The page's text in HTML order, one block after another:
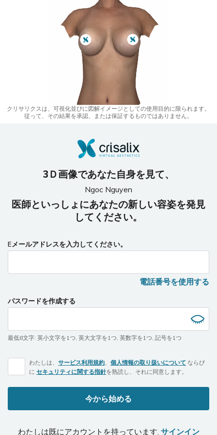
クリサリクスは、可視化並びに図解イメージとしての使用目的に限られます。
従って、その結果を承認、または保証するものではありません。
3Ｄ画像であなた自身を見て、
Ngoc Nguyen
医師といっしょにあなたの新しい容姿を発見
してください。
Eメールアドレスを入力してください。
電話番号を使用する
パスワードを作成する
最低8文字: 英小文字を1つ, 英大文字を1つ, 英数字を1つ, 記号を1つ
わたしは、 サービス利用規約、 個人情報の取り扱いについて ならび
に セキュリティに関する指針を熟読し、それに同意します。
今から始める
わたしは既にアカウントを持っています. サインイン